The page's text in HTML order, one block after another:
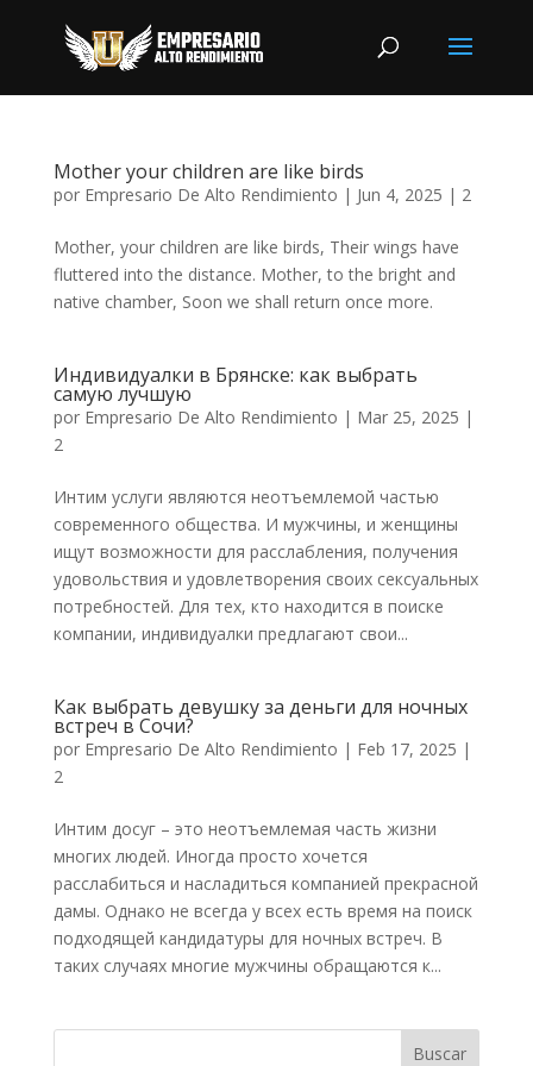
Mother your children are like birds
por Empresario De Alto Rendimiento | Jun 4, 2025 | 2
Mother, your children are like birds, Their wings have
fluttered into the distance. Mother, to the bright and
native chamber, Soon we shall return once more.
Индивидуалки в Брянске: как выбрать
самую лучшую
por Empresario De Alto Rendimiento | Mar 25, 2025 |
2
Интим услуги являются неотъемлемой частью
современного общества. И мужчины, и женщины
ищут возможности для расслабления, получения
удовольствия и удовлетворения своих сексуальных
потребностей. Для тех, кто находится в поиске
компании, индивидуалки предлагают свои...
Как выбрать девушку за деньги для ночных
встреч в Сочи?
por Empresario De Alto Rendimiento | Feb 17, 2025 |
2
Интим досуг – это неотъемлемая часть жизни
многих людей. Иногда просто хочется
расслабиться и насладиться компанией прекрасной
дамы. Однако не всегда у всех есть время на поиск
подходящей кандидатуры для ночных встреч. В
таких случаях многие мужчины обращаются к...